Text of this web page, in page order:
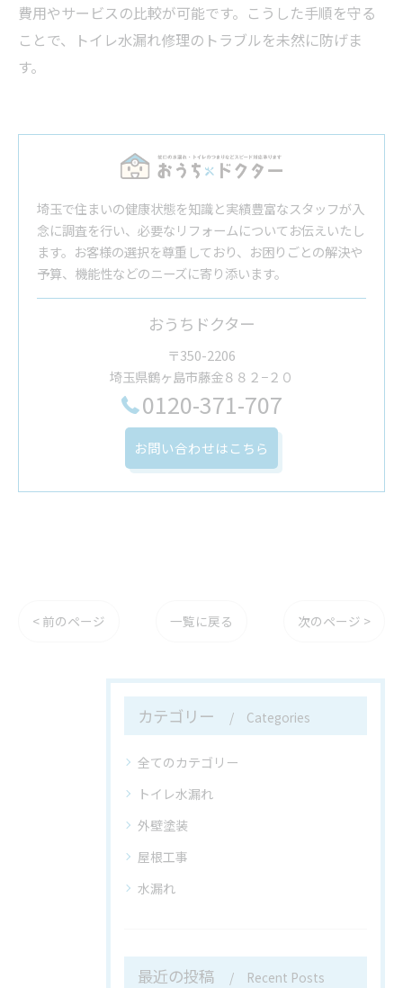
費用やサービスの比較が可能です。こうした手順を守る
ことで、トイレ水漏れ修理のトラブルを未然に防げま
す。
埼玉で住まいの健康状態を知識と実績豊富なスタッフが入
念に調査を行い、必要なリフォームについてお伝えいたし
ます。お客様の選択を尊重しており、お困りごとの解決や
予算、機能性などのニーズに寄り添います。
おうちドクター
〒350-2206
埼玉県鶴ヶ島市藤金８８２−２０
0120-371-707
お問い合わせはこちら
< 前のページ 一覧に戻る 次のページ >
カテゴリー Categories
全てのカテゴリー
トイレ水漏れ
外壁塗装
屋根工事
水漏れ
最近の投稿 Recent Posts